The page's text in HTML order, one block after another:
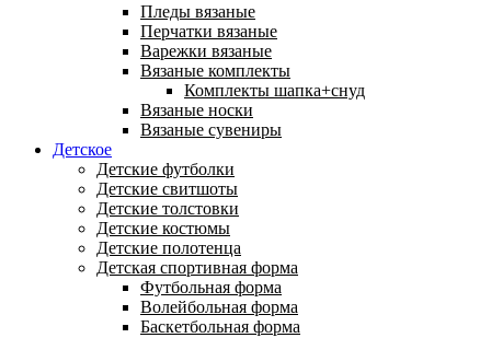
Пледы вязаные
Перчатки вязаные
Варежки вязаные
Вязаные комплекты
Комплекты шапка+снуд
Вязаные носки
Вязаные сувениры
Детское
Детские футболки
Детские свитшоты
Детские толстовки
Детские костюмы
Детские полотенца
Детская спортивная форма
Футбольная форма
Волейбольная форма
Баскетбольная форма